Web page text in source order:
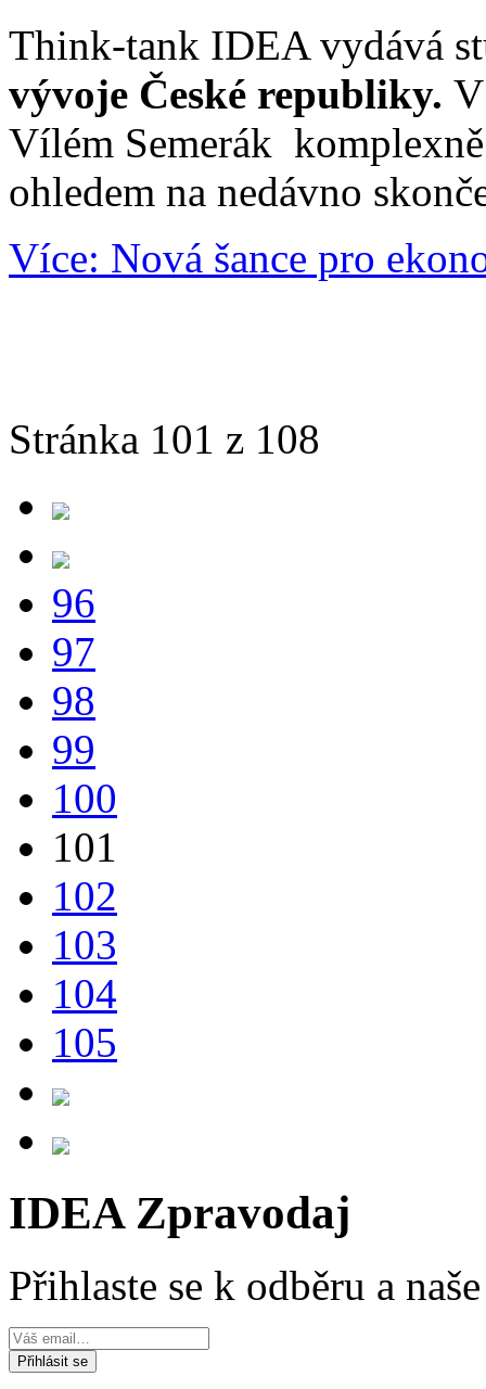
Think-tank IDEA vydává
vývoje České republiky.
Vílém Semerák
ohledem na nedávno
Více: Nová šance pro
Stránka 101 z 108
96
97
98
99
100
101
102
103
104
105
IDEA Zpravodaj
Přihlaste se k odběru a